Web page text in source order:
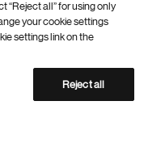
einen
Zweitbehandlung von
Studie VAYHIT2
deren Ergebnisse im
“Reject all” for using only
your cookie settings
settings link on the
Reject all